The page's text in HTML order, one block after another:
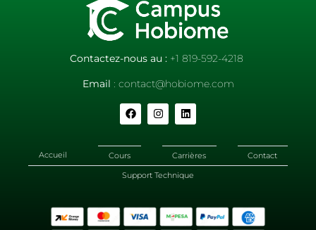
Contactez-nous au : +1 819-592-4218
Email : contact@hobiome.com
Accueil Cours Carrières
Contact
Support Technique